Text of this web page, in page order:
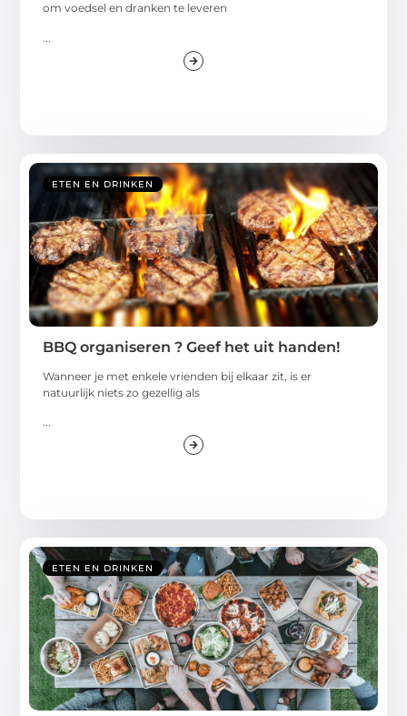
om voedsel en dranken te leveren
ETEN EN DRINKEN
BBQ organiseren ? Geef het uit handen!
Wanneer je met enkele vrienden bij elkaar zit, is er
natuurlijk niets zo gezellig als
ETEN EN DRINKEN